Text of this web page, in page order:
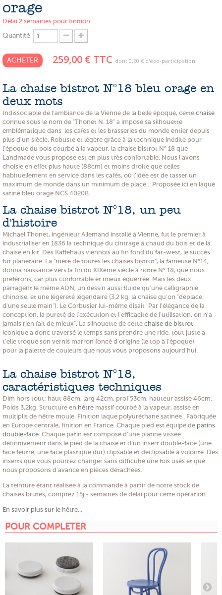
SLOW E-SHOP
A PROPOS
LE SHOWROOM
orage
Délai 2 semaines pour finition
Quantité
ACHETER 259,00 € TTC dont 0,60 € d'éco-participation
La chaise bistrot N°18 bleu orage en
deux mots
Indissociable de l'ambiance de la Vienne de la belle époque, cette chaise
connue sous le nom de "Thonet N. 18" a imposé sa silhouette
emblématique dans les cafés et les brasseries du monde entier depuis
plus d'un siècle. Robuste et légère grâce à la technique inédite pour
l'époque du bois courbé à la vapeur, la chaise bistrot N° 18 que
Landmade vous propose est en plus très confortable. Nous l'avons
choisie en effet plus haute (88cm) et moins droite que celles
habituellement en service dans les cafés, où l'idée est de tasser un
maximum de monde dans un minimum de place... Proposée ici en laqué
satiné bleu orage NCS 4020B.
La chaise bistrot N°18, un peu
d'histoire
Michael Thonet, ingénieur Allemand installé à Vienne, fut le premier à
industrialiser en 1836 la technique du cintrage à chaud du bois et de la
chaise en kit. Des Kaffehaus viennois au fin fond du far-west, le succès
fut planétaire. La "mère de toutes les chaises bistrot", la fameuse N°14,
donna naissance vers la fin du XIXème siècle à notre N° 18, que nous
préférons, car plus confortable et mieux équerrée. Mais les deux
partagent le même ADN, un dessin aussi fluide qu'une calligraphie
chinoise, et une légèreté légendaire (3.2 kg, la chaise qu'on "déplace
d'une seule main"). Le Corbusier lui-même disait "Par l'élégance de la
conception, la pureté de l'exécution et l'efficacité de l'utilisation, on n'a
jamais rien fait de mieux". La silhouette de cette chaise de bistrot
iconique a donc traversé le temps sans prendre une ride, tout juste a
t'elle troqué son vernis marron foncé d'origine (le top à l'époque)
pour la palette de couleurs que nous vous proposons aujourd'hui.
La chaise bistrot N°18,
caractéristiques techniques
Dim hors tout: haut 88cm, larg 42cm, prof 53cm, hauteur assise 46cm.
Poids 3,2kg. Structure en hêtre massif courbé à la vapeur, assise en
multiplis de hêtre moulé. Finition laque polyuréthane satinée . Fabriquée
en Europe centrale, finition en France. Chaque pied est équipé de patins
double-face . Chaque patin est composé d'une platine vissée
définitivement dans le pied de la chaise et d'un insert double-face (une
face feutre, une face plastique dur) clipsable et déclipsable à volonté. Des
inserts que vous pourrez changer sans difficulté une fois usés et que
nous proposons d'avance en pièces détachées.
La teinture étant réalisée à la commande à partir de notre stock de
chaises brutes, comptez 15j - semaines de délai pour cette opération.
En savoir plus sur le hêtre
POUR COMPLETER